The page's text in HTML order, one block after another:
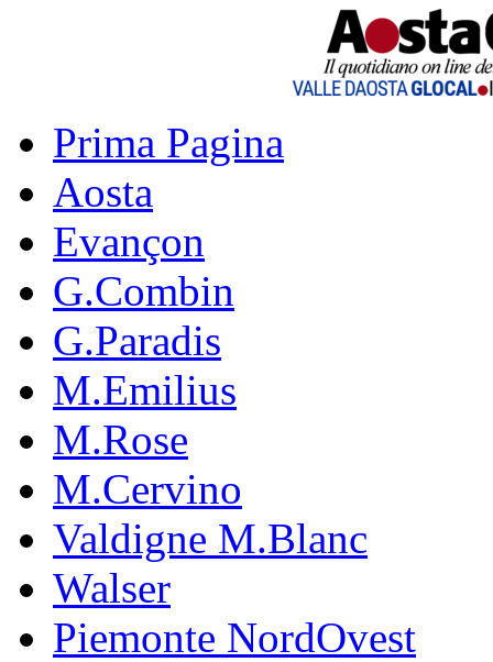
Prima Pagina
Aosta
Evançon
G.Combin
G.Paradis
M.Emilius
M.Rose
M.Cervino
Valdigne M.Blanc
Walser
Piemonte NordOvest